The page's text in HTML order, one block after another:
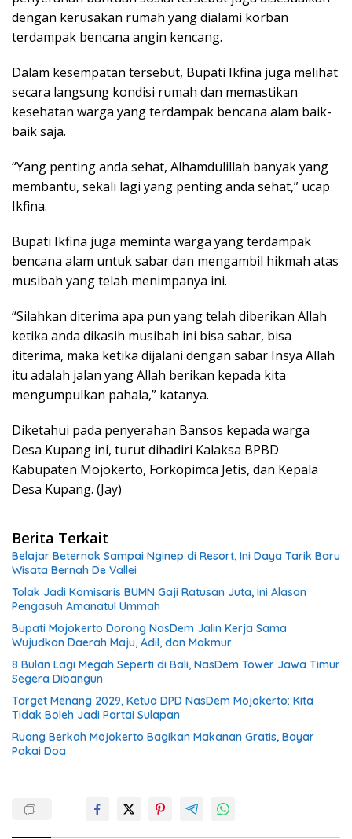
dengan kerusakan rumah yang dialami korban
terdampak bencana angin kencang.
Dalam kesempatan tersebut, Bupati Ikfina juga melihat
secara langsung kondisi rumah dan memastikan
kesehatan warga yang terdampak bencana alam baik-
baik saja.
“Yang penting anda sehat, Alhamdulillah banyak yang
membantu, sekali lagi yang penting anda sehat,” ucap
Ikfina.
Bupati Ikfina juga meminta warga yang terdampak
bencana alam untuk sabar dan mengambil hikmah atas
musibah yang telah menimpanya ini.
“Silahkan diterima apa pun yang telah diberikan Allah
ketika anda dikasih musibah ini bisa sabar, bisa
diterima, maka ketika dijalani dengan sabar Insya Allah
itu adalah jalan yang Allah berikan kepada kita
mengumpulkan pahala,” katanya.
Diketahui pada penyerahan Bansos kepada warga
Desa Kupang ini, turut dihadiri Kalaksa BPBD
Kabupaten Mojokerto, Forkopimca Jetis, dan Kepala
Desa Kupang. (Jay)
Berita Terkait
Belajar Beternak Sampai Nginep di Resort, Ini Daya Tarik Baru
Wisata Bernah De Vallei
Tolak Jadi Komisaris BUMN Gaji Ratusan Juta, Ini Alasan
Pengasuh Amanatul Ummah
Bupati Mojokerto Dorong NasDem Jalin Kerja Sama
Wujudkan Daerah Maju, Adil, dan Makmur
8 Bulan Lagi Megah Seperti di Bali, NasDem Tower Jawa Timur
Segera Dibangun
Target Menang 2029, Ketua DPD NasDem Mojokerto: Kita
Tidak Boleh Jadi Partai Sulapan
Ruang Berkah Mojokerto Bagikan Makanan Gratis, Bayar
Pakai Doa